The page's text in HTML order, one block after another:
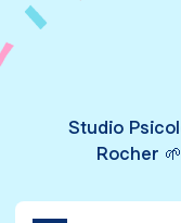
Studio
Rocher